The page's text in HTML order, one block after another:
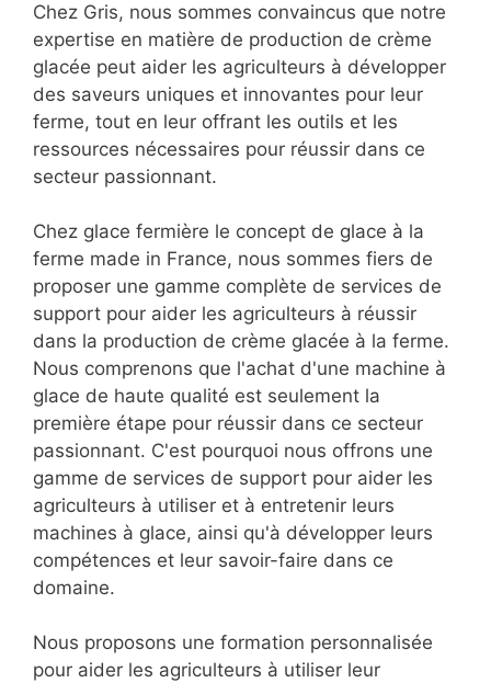
Chez Gris, nous sommes convaincus que notre
expertise en matière de production de crème
glacée peut aider les agriculteurs à développer
des saveurs uniques et innovantes pour leur
ferme, tout en leur offrant les outils et les
ressources nécessaires pour réussir dans ce
secteur passionnant.
Chez glace fermière le concept de glace à la
ferme made in France, nous sommes fiers de
proposer une gamme complète de services de
support pour aider les agriculteurs à réussir
dans la production de crème glacée à la ferme.
Nous comprenons que l'achat d'une machine à
glace de haute qualité est seulement la
première étape pour réussir dans ce secteur
passionnant. C'est pourquoi nous offrons une
gamme de services de support pour aider les
agriculteurs à utiliser et à entretenir leurs
machines à glace, ainsi qu'à développer leurs
compétences et leur savoir-faire dans ce
domaine.
Nous proposons une formation personnalisée
pour aider les agriculteurs à utiliser leur